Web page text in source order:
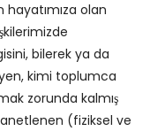
hayatımıza olan
bilerek ya da
kimi toplumca
zorunda kalmış
(fiziksel ve